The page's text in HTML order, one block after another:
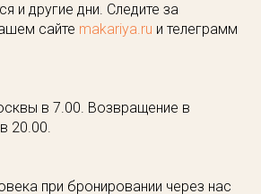
и другие дни. Следите за
сайте makariya.ru и телеграмм
в 7.00. Возвращение в
20.00.
при бронировании через нас